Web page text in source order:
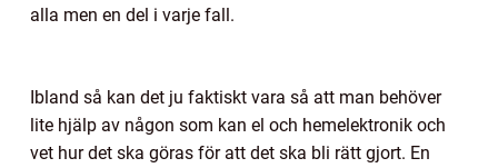
alla men en del i varje fall.
Ibland så kan det ju faktiskt vara så att man behöver
lite hjälp av någon som kan el och hemelektronik och
vet hur det ska göras för att det ska bli rätt gjort. En